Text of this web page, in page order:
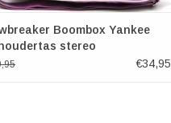
Boombox Yankee
stereo
€34,95